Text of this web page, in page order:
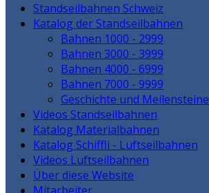
Standseilbahnen Schweiz
Katalog der Standseilbahnen
Bahnen 1000 - 2999
Bahnen 3000 - 3999
Bahnen 4000 - 6999
Bahnen 7000 - 9999
Geschichte und Meilensteine
Videos Standseilbahnen
Katalog Materialbahnen
Katalog Schiffli - Luftseilbahnen
Videos Luftseilbahnen
Über diese Website